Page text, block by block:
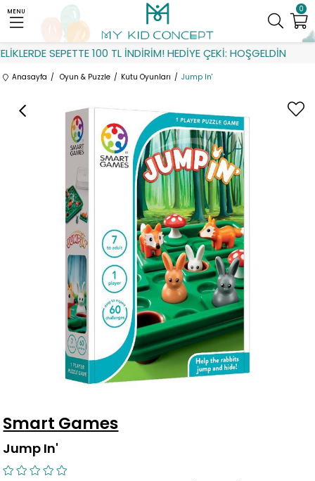
SEPETTE 100 TL İNDİRİM! HEDİYE ÇEKİ: HOŞGELDİN
0
MENU
Anasayfa Oyun & Puzzle Kutu Oyunları Jump In'
Smart Games
Jump In'